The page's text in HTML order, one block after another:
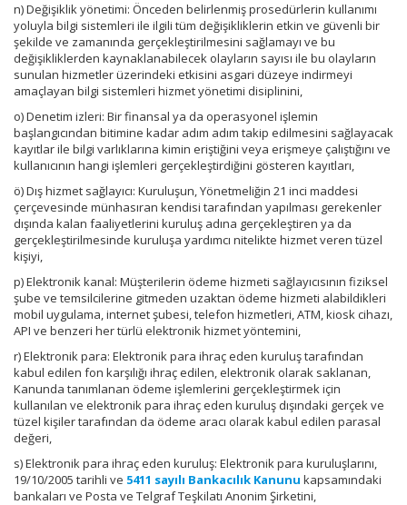
n) Değişiklik yönetimi: Önceden belirlenmiş prosedürlerin kullanımı
yoluyla bilgi sistemleri ile ilgili tüm değişikliklerin etkin ve güvenli bir
şekilde ve zamanında gerçekleştirilmesini sağlamayı ve bu
değişikliklerden kaynaklanabilecek olayların sayısı ile bu olayların
sunulan hizmetler üzerindeki etkisini asgari düzeye indirmeyi
amaçlayan bilgi sistemleri hizmet yönetimi disiplinini,
o) Denetim izleri: Bir finansal ya da operasyonel işlemin
başlangıcından bitimine kadar adım adım takip edilmesini sağlayacak
kayıtlar ile bilgi varlıklarına kimin eriştiğini veya erişmeye çalıştığını ve
kullanıcının hangi işlemleri gerçekleştirdiğini gösteren kayıtları,
ö) Dış hizmet sağlayıcı: Kuruluşun, Yönetmeliğin 21 inci maddesi
çerçevesinde münhasıran kendisi tarafından yapılması gerekenler
dışında kalan faaliyetlerini kuruluş adına gerçekleştiren ya da
gerçekleştirilmesinde kuruluşa yardımcı nitelikte hizmet veren tüzel
kişiyi,
p) Elektronik kanal: Müşterilerin ödeme hizmeti sağlayıcısının fiziksel
şube ve temsilcilerine gitmeden uzaktan ödeme hizmeti alabildikleri
mobil uygulama, internet şubesi, telefon hizmetleri, ATM, kiosk cihazı,
API ve benzeri her türlü elektronik hizmet yöntemini,
r) Elektronik para: Elektronik para ihraç eden kuruluş tarafından
kabul edilen fon karşılığı ihraç edilen, elektronik olarak saklanan,
Kanunda tanımlanan ödeme işlemlerini gerçekleştirmek için
kullanılan ve elektronik para ihraç eden kuruluş dışındaki gerçek ve
tüzel kişiler tarafından da ödeme aracı olarak kabul edilen parasal
değeri,
s) Elektronik para ihraç eden kuruluş: Elektronik para kuruluşlarını,
19/10/2005 tarihli ve 5411 sayılı Bankacılık Kanunu kapsamındaki
bankaları ve Posta ve Telgraf Teşkilatı Anonim Şirketini,